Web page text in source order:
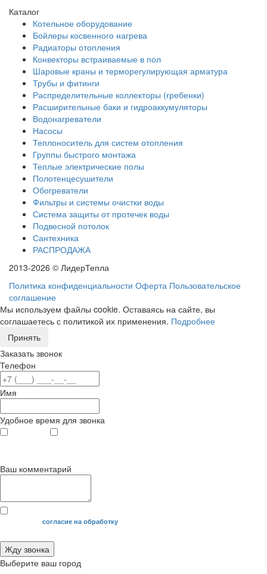
Каталог
Котельное оборудование
Бойлеры косвенного нагрева
Радиаторы отопления
Конвекторы встраиваемые в пол
Шаровые краны и терморегулирующая арматура
Трубы и фитинги
Распределительные коллекторы (гребенки)
Расширительные баки и гидроаккумуляторы
Водонагреватели
Насосы
Теплоноситель для систем отопления
Группы быстрого монтажа
Теплые электрические полы
Полотенцесушители
Обогреватели
Фильтры и системы очистки воды
Система защиты от протечек воды
Подвесной потолок
Сантехника
РАСПРОДАЖА
2013-2026 © ЛидерТепла
Политика конфиденциальности Оферта Пользовательское
соглашение
Мы используем файлы cookie. Оставаясь на сайте, вы
соглашаетесь с политикой их применения. Подробнее
Принять
Заказать звонок
Телефон
Имя
Удобное время для звонка
Ваш комментарий
Я даю своесогласие на обработку
Жду звонка
Выберите ваш город